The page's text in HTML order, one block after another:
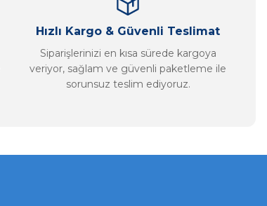
Hızlı Kargo & Güvenli Teslimat
Siparişlerinizi en kısa sürede kargoya
veriyor, sağlam ve güvenli paketleme ile
sorunsuz teslim ediyoruz.